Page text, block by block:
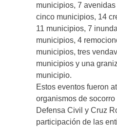
municipios, 7
cinco municipios, 14
11 municipios, 7
municipios, 4
municipios, tres
municipios y una
municipio.
Estos eventos fueron
organismos de socorro
Defensa Civil y Cruz
participación de las